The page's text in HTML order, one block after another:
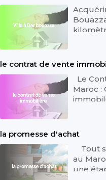
le contrat de vente
Le
Maroc :
la promesse d'achat
Tout
au
une